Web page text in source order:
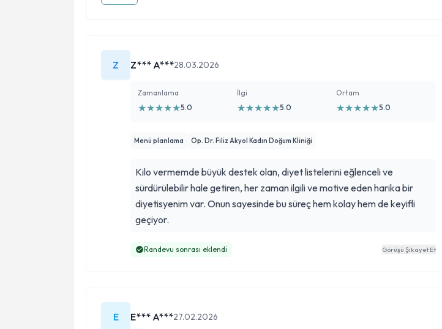
Z Z*** A***28.03.2026
Zamanlama
★★★★★5.0
İlgi
★★★★★5.0
Ortam
★★★★★5.0
Menü planlama Op. Dr. Filiz Akyol Kadın Doğum Kliniği
Kilo vermemde büyük destek olan, diyet listelerini eğlenceli ve
sürdürülebilir hale getiren, her zaman ilgili ve motive eden harika bir
diyetisyenim var. Onun sayesinde bu süreç hem kolay hem de keyifli
geçiyor.
Randevu sonrası eklendi Görüşü Şikayet Et
E E*** A***27.02.2026